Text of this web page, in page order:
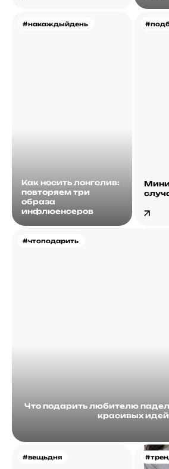
#накаждыйдень
Как носить лонгслив:
повторяем три
образа
инфлюенсеров
#чтоподарить
Что подарить любителю
красивых идей
#вещьдня